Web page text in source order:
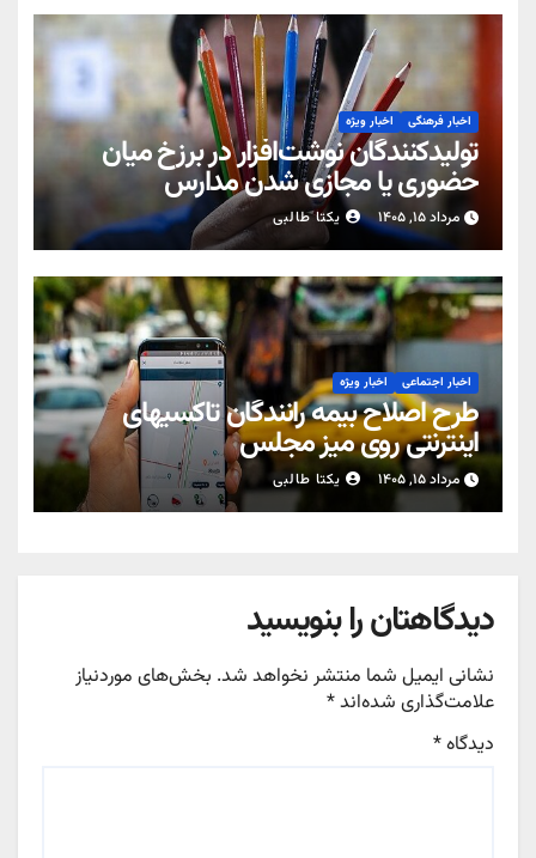
اخبار فرهنگی اخبار ویژه
تولیدکنندگان نوشت‌افزار در برزخ میان
حضوری یا مجازی شدن مدارس
مرداد ۱۵, ۱۴۰۵ یکتا طالبی
اخبار اجتماعی اخبار ویژه
طرح اصلاح بیمه رانندگان تاکسیهای
اینترنتی روی میز مجلس
مرداد ۱۵, ۱۴۰۵ یکتا طالبی
دیدگاهتان را بنویسید
نشانی ایمیل شما منتشر نخواهد شد. بخش‌های موردنیاز
علامت‌گذاری شده‌اند*
دیدگاه*